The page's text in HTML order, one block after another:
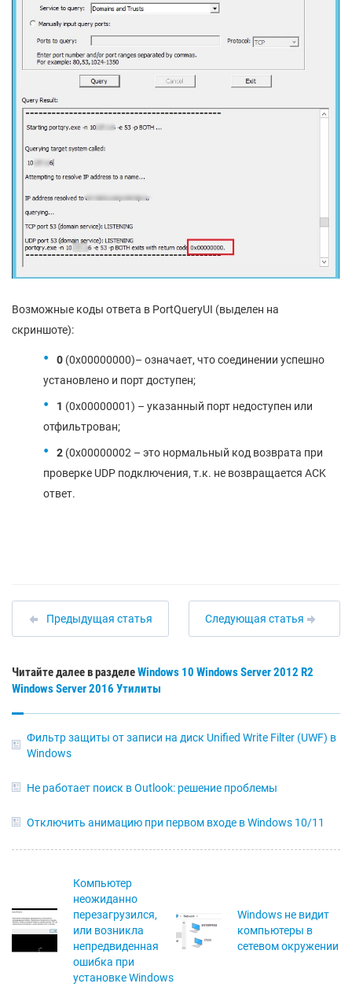
Возможные коды ответа в PortQueryUI (выделен на
скриншоте):
0 (0x00000000)– означает, что соединении успешно
установлено и порт доступен;
1 (0x00000001) – указанный порт недоступен или
отфильтрован;
2 (0x00000002 – это нормальный код возврата при
проверке UDP подключения, т.к. не возвращается ACK
ответ.
Предыдущая статья Следующая статья
Читайте далее в разделеWindows 10 Windows Server 2012 R2
Windows Server 2016 Утилиты
Фильтр защиты от записи на диск Unified Write Filter (UWF) в
Windows
Не работает поиск в Outlook: решение проблемы
Отключить анимацию при первом входе в Windows 10/11
Компьютер
неожиданно
перезагрузился,
или возникла
непредвиденная
ошибка при
установке Windows
Windows не видит
компьютеры в
сетевом окружении